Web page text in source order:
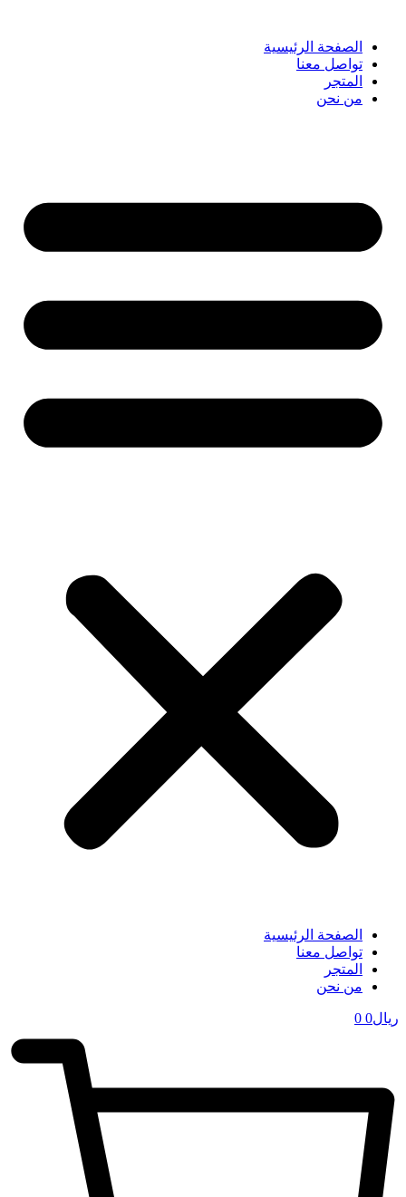
الصفحة الرئيسية
تواصل معنا
المتجر
من نحن
الصفحة الرئيسية
تواصل معنا
المتجر
من نحن
ریال0
0